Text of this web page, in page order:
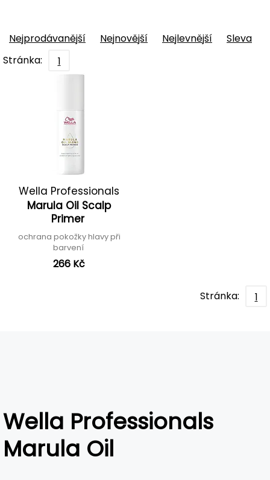
Nejprodávanější Nejnovější Nejlevnější
Sleva
Stránka:
1
Wella Professionals
Marula Oil Scalp
Primer
ochrana pokožky hlavy při
barvení
266 Kč
Stránka: 1
Wella Professionals
Marula Oil